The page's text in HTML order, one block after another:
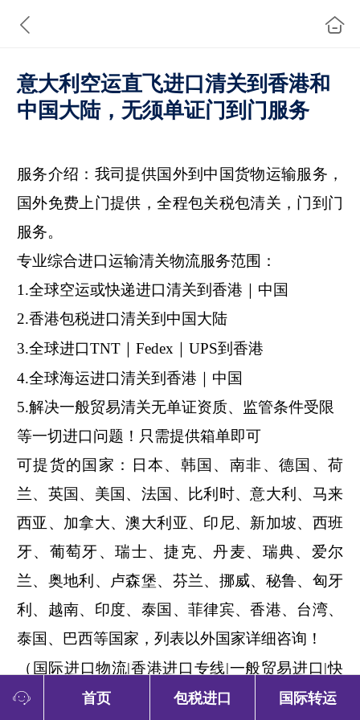
意大利空运直飞进口清关到香港和
中国大陆，无须单证门到门服务
服务介绍： 我司提供国外到中国货物运输服务，
国外免费上门提供，全程包关税包清关，门到门
服务。
专业综合进口运输清关物流服务范围：
1.全球空运或快递进口清关到香港｜中国
2.香港包税进口清关到中国大陆
3.全球进口TNT｜Fedex｜UPS到香港
4.全球海运进口清关到香港｜中国
5.解决一般贸易清关无单证资质、 监管条件受限
等一切进口问题 ！只需提供箱单即可
可提货的国家：
日本、韩国、 南非、 德国、荷
兰、英国、美国、法国、比利时、意大利、马来
西亚、加拿大、澳大利亚、印尼、 新加坡、西班
牙、葡萄牙、瑞士、捷克、丹麦、瑞典、爱尔
兰、奥地利、卢森堡、芬兰、挪威、 秘鲁、 匈牙
利、越南、 印度、泰国、菲律宾、香港、 台湾、
泰国、
巴西等国家 ，列表以外国家详细咨询！
（ 国际进口物流|香港进口专线|一般贸易进口|快
件进口|国际空运进口|海运进口|专注进口16年）
首页 包税进口 国际转运